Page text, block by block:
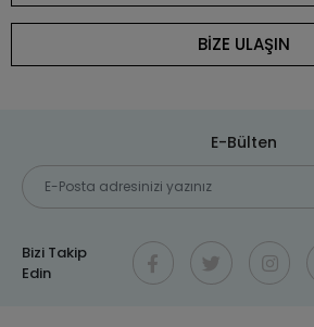
BİZE ULAŞIN
E-Bülten
Bizi Takip
Edin